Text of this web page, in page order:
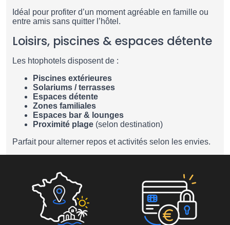
Idéal pour profiter d’un moment agréable en famille ou
entre amis sans quitter l’hôtel.
Loisirs, piscines & espaces détente
Les htophotels disposent de :
Piscines extérieures
Solariums / terrasses
Espaces détente
Zones familiales
Espaces bar & lounges
Proximité plage (selon destination)
Parfait pour alterner repos et activités selon les envies.